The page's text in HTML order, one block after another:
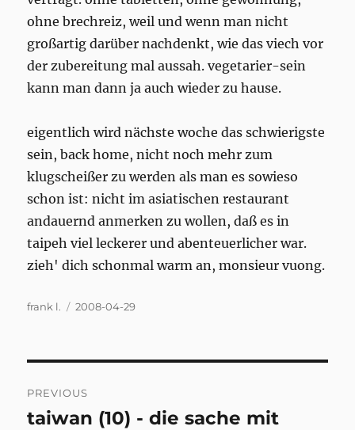
ohne brechreiz, weil und wenn man nicht
großartig darüber nachdenkt, wie das viech vor
der zubereitung mal aussah. vegetarier-sein
kann man dann ja auch wieder zu hause.
eigentlich wird nächste woche das schwierigste
sein, back home, nicht noch mehr zum
klugscheißer zu werden als man es sowieso
schon ist: nicht im asiatischen restaurant
andauernd anmerken zu wollen, daß es in
taipeh viel leckerer und abenteuerlicher war.
zieh' dich schonmal warm an, monsieur vuong.
Author
frank l.
Posted
2008-04-29
navigation
PREVIOUS
Previous
taiwan (10) - die sache mit